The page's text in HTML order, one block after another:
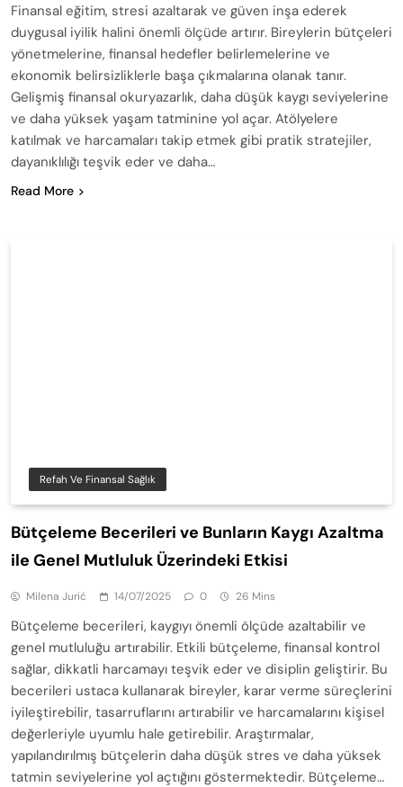
Finansal eğitim, stresi azaltarak ve güven inşa ederek
duygusal iyilik halini önemli ölçüde artırır. Bireylerin bütçeleri
yönetmelerine, finansal hedefler belirlemelerine ve
ekonomik belirsizliklerle başa çıkmalarına olanak tanır.
Gelişmiş finansal okuryazarlık, daha düşük kaygı seviyelerine
ve daha yüksek yaşam tatminine yol açar. Atölyelere
katılmak ve harcamaları takip etmek gibi pratik stratejiler,
dayanıklılığı teşvik eder ve daha…
Read More
Refah Ve Finansal Sağlık
Bütçeleme Becerileri ve Bunların Kaygı Azaltma
ile Genel Mutluluk Üzerindeki Etkisi
Milena Jurić 14/07/2025 0 26 Mins
Bütçeleme becerileri, kaygıyı önemli ölçüde azaltabilir ve
genel mutluluğu artırabilir. Etkili bütçeleme, finansal kontrol
sağlar, dikkatli harcamayı teşvik eder ve disiplin geliştirir. Bu
becerileri ustaca kullanarak bireyler, karar verme süreçlerini
iyileştirebilir, tasarruflarını artırabilir ve harcamalarını kişisel
değerleriyle uyumlu hale getirebilir. Araştırmalar,
yapılandırılmış bütçelerin daha düşük stres ve daha yüksek
tatmin seviyelerine yol açtığını göstermektedir. Bütçeleme…